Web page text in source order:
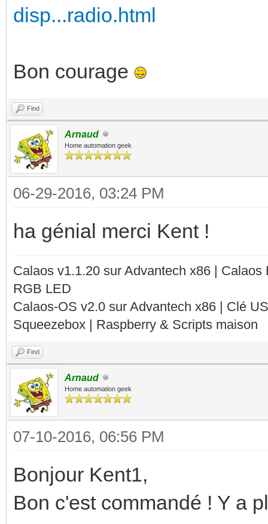
disp...radio.html
Bon courage
Find
Arnaud
Home automation geek
06-29-2016, 03:24 PM
ha génial merci Kent !
Calaos v1.1.20 sur Advantech x86 |
RGB LED
Calaos-OS v2.0 sur Advantech x86 | Clé
Squeezebox | Raspberry & Scripts maison
Find
Arnaud
Home automation geek
07-10-2016, 06:56 PM
Bonjour Kent1,
Bon c'est commandé ! Y a